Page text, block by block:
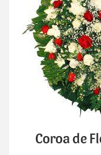
Coroa de